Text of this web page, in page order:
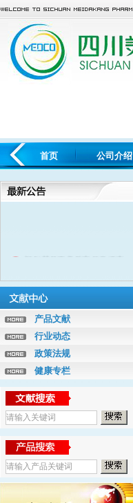
首页 公司介绍
产品文献
行业动态
政策法规
健康专栏